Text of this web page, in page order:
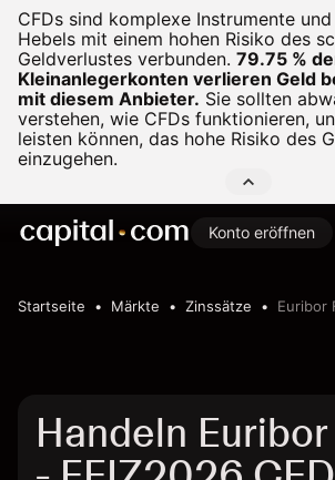
CFDs sind komplexe Instrumente
Hebels mit einem hohen Risiko des
Geldverlustes verbunden. 79.75 %
Kleinanlegerkonten verlieren Geld
mit diesem Anbieter. Sie sollten
verstehen, wie CFDs funktionieren,
leisten können, das hohe Risiko des
einzugehen.
Konto eröffnen
Startseite Märkte Zinssätze Euribor
Handeln